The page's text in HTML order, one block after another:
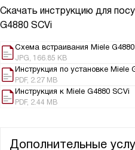
Скачать инструкцию для
G4880 SCVi
Схема встраивания Miele
JPG, 166.85 KB
Инструкция по установке Miele
PDF, 2.27 MB
Инструкция к Miele G4880 SCVi
PDF, 2.44 MB
Дополнительные